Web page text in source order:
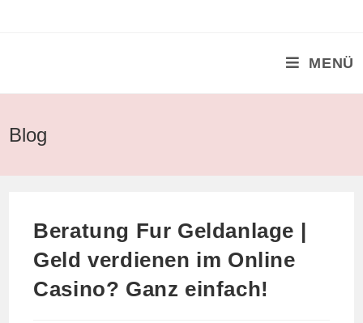
MENÜ
Blog
Beratung Fur Geldanlage |
Geld verdienen im Online
Casino? Ganz einfach!